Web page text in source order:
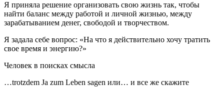
Я приняла решение организовать свою жизнь так, чтобы
найти баланс между работой и личной жизнью, между
зарабатыванием денег, свободой и творчеством.
Я задала себе вопрос: «На что я действительно хочу тратить
свое время и энергию?»
Человек в поисках смысла
…trotzdem Ja zum Leben sagen или… и все же скажите